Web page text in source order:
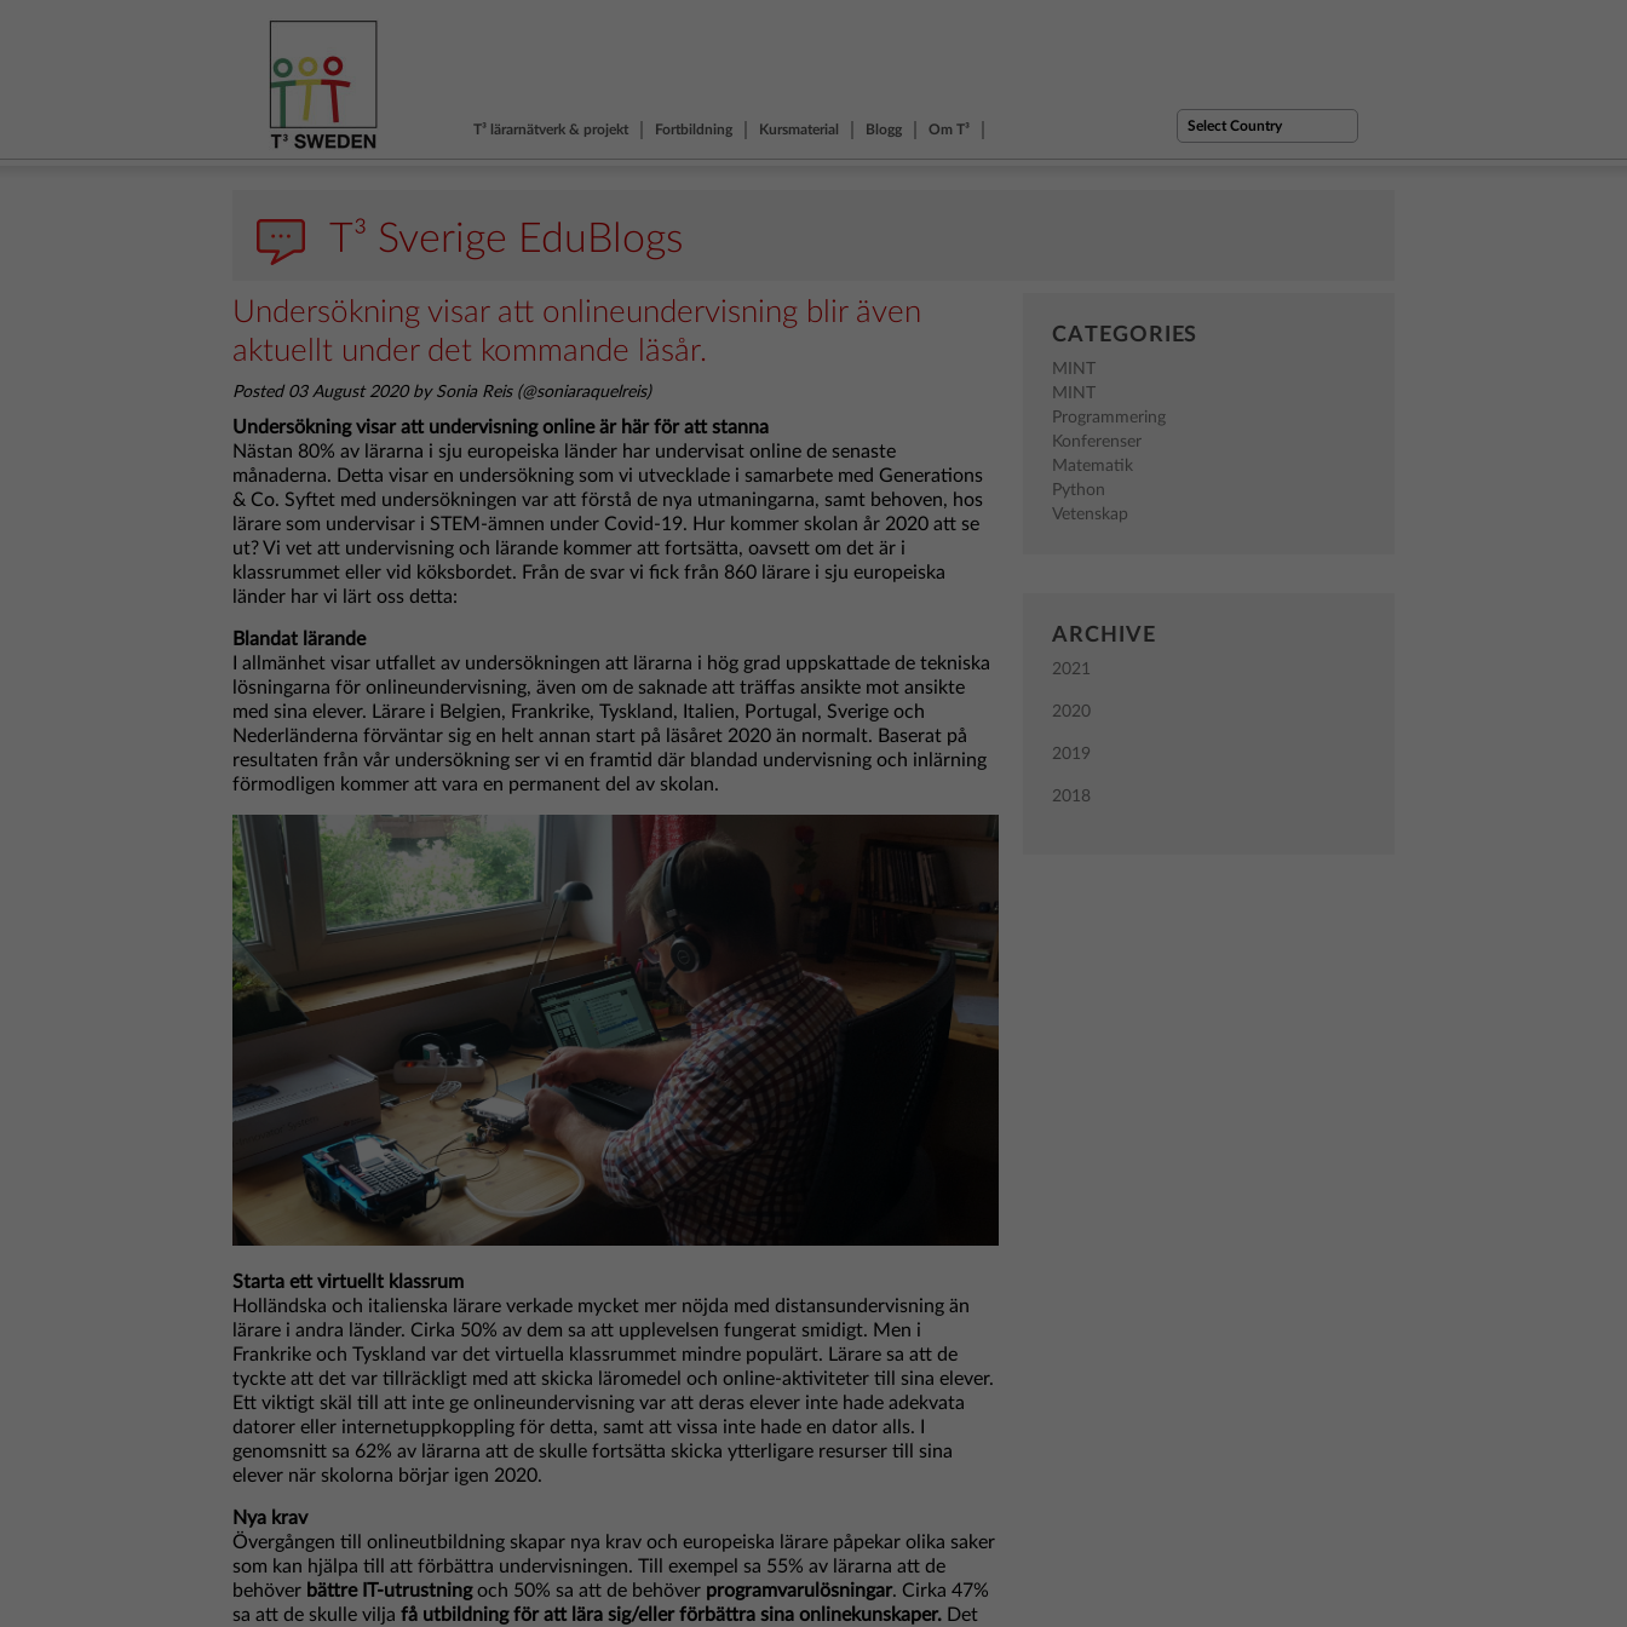
T³ lärarnätverk & projekt Fortbildning Kursmaterial Blogg Om T³
T³ Sverige EduBlogs
Undersökning visar att onlineundervisning blir även
aktuellt under det kommande läsår.
Posted 03 August 2020 by Sonia Reis (@soniaraquelreis)
Undersökning visar att undervisning online är här för att stanna
Nästan 80% av lärarna i sju europeiska länder har undervisat online de senaste
månaderna. Detta visar en undersökning som vi utvecklade i samarbete med Generations
& Co. Syftet med undersökningen var att förstå de nya utmaningarna, samt behoven, hos
lärare som undervisar i STEM-ämnen under Covid-19. Hur kommer skolan år 2020 att se
ut? Vi vet att undervisning och lärande kommer att fortsätta, oavsett om det är i
klassrummet eller vid köksbordet. Från de svar vi fick från 860 lärare i sju europeiska
länder har vi lärt oss detta:
Blandat lärande
I allmänhet visar utfallet av undersökningen att lärarna i hög grad uppskattade de tekniska
lösningarna för onlineundervisning, även om de saknade att träffas ansikte mot ansikte
med sina elever. Lärare i Belgien, Frankrike, Tyskland, Italien, Portugal, Sverige och
Nederländerna förväntar sig en helt annan start på läsåret 2020 än normalt. Baserat på
resultaten från vår undersökning ser vi en framtid där blandad undervisning och inlärning
förmodligen kommer att vara en permanent del av skolan.
Starta ett virtuellt klassrum
Holländska och italienska lärare verkade mycket mer nöjda med distansundervisning än
lärare i andra länder. Cirka 50% av dem sa att upplevelsen fungerat smidigt. Men i
Frankrike och Tyskland var det virtuella klassrummet mindre populärt. Lärare sa att de
tyckte att det var tillräckligt med att skicka läromedel och online-aktiviteter till sina elever.
Ett viktigt skäl till att inte ge onlineundervisning var att deras elever inte hade adekvata
datorer eller internetuppkoppling för detta, samt att vissa inte hade en dator alls. I
genomsnitt sa 62% av lärarna att de skulle fortsätta skicka ytterligare resurser till sina
elever när skolorna börjar igen 2020.
Nya krav
Övergången till onlineutbildning skapar nya krav och europeiska lärare påpekar olika saker
som kan hjälpa till att förbättra undervisningen. Till exempel sa 55% av lärarna att de
behöver bättre IT-utrustningoch 50% sa att de behöver programvarulösningar. Cirka 47%
sa att de skulle vilja få utbildning för att lära sig/eller förbättra sina onlinekunskaper. Det
CATEGORIES
MINT
MINT
Programmering
Konferenser
Matematik
Python
Vetenskap
ARCHIVE
2021
2020
2019
2018